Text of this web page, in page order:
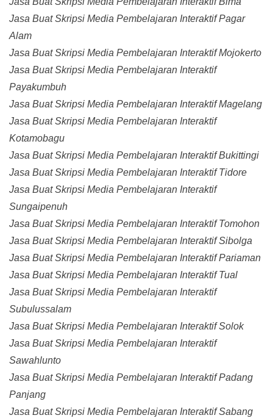
Jasa Buat Skripsi Media Pembelajaran Interaktif Pagar
Alam
Jasa Buat Skripsi Media Pembelajaran Interaktif Mojokerto
Jasa Buat Skripsi Media Pembelajaran Interaktif
Payakumbuh
Jasa Buat Skripsi Media Pembelajaran Interaktif Magelang
Jasa Buat Skripsi Media Pembelajaran Interaktif
Kotamobagu
Jasa Buat Skripsi Media Pembelajaran Interaktif Bukittingi
Jasa Buat Skripsi Media Pembelajaran Interaktif Tidore
Jasa Buat Skripsi Media Pembelajaran Interaktif
Sungaipenuh
Jasa Buat Skripsi Media Pembelajaran Interaktif Tomohon
Jasa Buat Skripsi Media Pembelajaran Interaktif Sibolga
Jasa Buat Skripsi Media Pembelajaran Interaktif Pariaman
Jasa Buat Skripsi Media Pembelajaran Interaktif Tual
Jasa Buat Skripsi Media Pembelajaran Interaktif
Subulussalam
Jasa Buat Skripsi Media Pembelajaran Interaktif Solok
Jasa Buat Skripsi Media Pembelajaran Interaktif
Sawahlunto
Jasa Buat Skripsi Media Pembelajaran Interaktif Padang
Panjang
Jasa Buat Skripsi Media Pembelajaran Interaktif Sabang